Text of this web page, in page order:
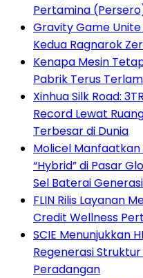
Pertamina
Gravity Game
Kedua Ragnarok
Kenapa Mesin
Pabrik Terus
Xinhua Silk Road:
Record Lewat
Terbesar di Dunia
Molicel
“Hybrid” di Pasar
Sel Baterai
FLIN Rilis Layanan
Credit Wellness
SCIE Menunjukkan
Regenerasi
Peradangan